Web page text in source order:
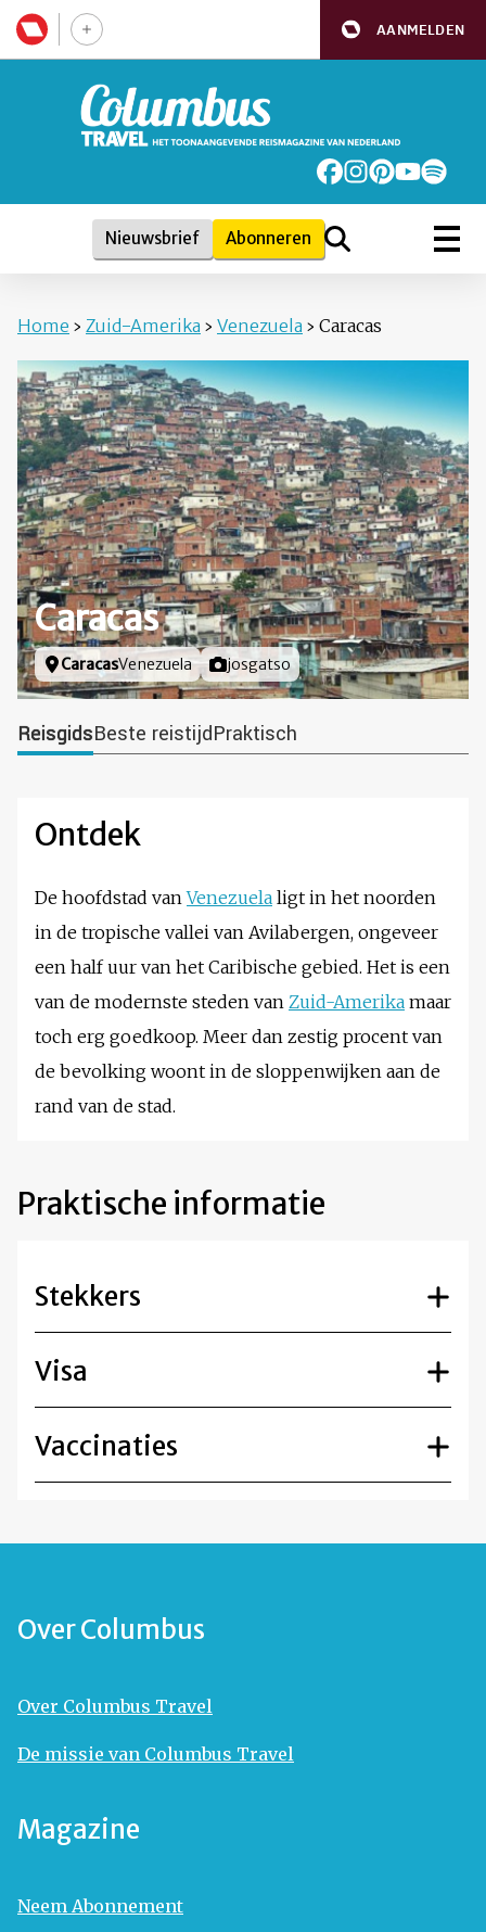
AANMELDEN
Nieuwsbrief Abonneren
Home › Zuid-Amerika › Venezuela › Caracas
Caracas
Locatie
CaracasVenezuela Foto door
josgatso
ReisgidsBeste reistijdPraktisch
Ontdek
De hoofdstad vanVenezuela ligt in het noorden
in de tropische vallei van Avilabergen, ongeveer
een half uur van het Caribische gebied. Het is een
van de modernste steden van Zuid-Amerika maar
toch erg goedkoop. Meer dan zestig procent van
de bevolking woont in de sloppenwijken aan de
rand van de stad.
Praktische informatie
Stekkers
Visa
Vaccinaties
Over Columbus
Over Columbus Travel
De missie van Columbus Travel
Magazine
Neem Abonnement